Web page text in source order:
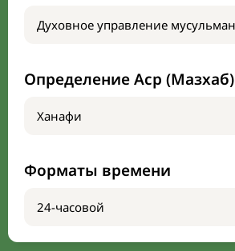
Определение Аср (Мазхаб)
Форматы времени